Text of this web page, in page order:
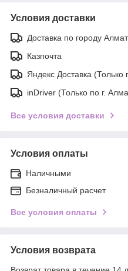
Условия доставки
Доставка по городу
Казпочта
Яндекс Доставка (Только
inDriver (Только по г.
Все условия доставки
Условия оплаты
Наличными
Безналичный расчет
Все условия оплаты
Условия возврата